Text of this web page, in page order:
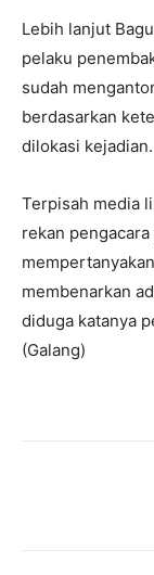
Lebih lanjut
pelaku
sudah
berdasarkan
dilokasi kejadian.
Terpisah media
rekan
membenarkan
diduga katanya
(Galang)